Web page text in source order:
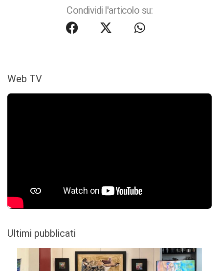
Condividi l'articolo su:
Web TV
Ultimi pubblicati